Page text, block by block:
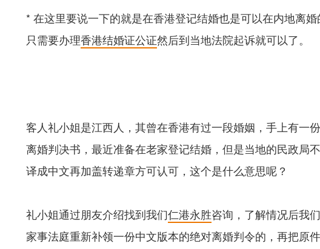
* 在这里要说一下的就是在香港登记结婚也是可以在内地离
只需要办理香港结婚证公证然后到当地法院起诉就可以了。
客人礼小姐是江西人，其曾在香港有过一段婚姻，手上有一
离婚判决书，最近准备在老家登记结婚，但是当地的民政局
译成中文再加盖转递章方可认可，这个是什么意思呢？
礼小姐通过朋友介绍找到我们仁港永胜咨询，了解情况后我
家事法庭重新补领一份中文版本的绝对离婚判令的，再把原